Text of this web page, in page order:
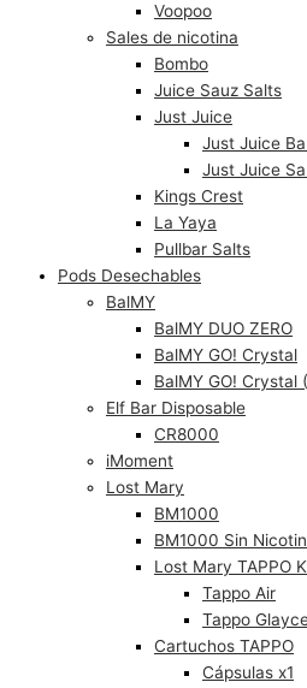
Voopoo
Sales de nicotina
Bombo
Juice Sauz Salts
Just Juice
Just Juice
Just Juice
Kings Crest
La Yaya
Pullbar Salts
Pods Desechables
BalMY
BalMY DUO ZERO
BalMY GO! Crystal
BalMY GO! Crystal
Elf Bar Disposable
CR8000
iMoment
Lost Mary
BM1000
BM1000 Sin
Lost Mary TAPPO
Tappo Air
Tappo
Cartuchos TAPPO
Cápsulas x1